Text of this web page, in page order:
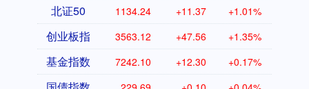
北证50 1134.24 +11.37 +1.01%
创业板指 3563.12 +47.56 +1.35%
基金指数 7242.10 +12.30 +0.17%